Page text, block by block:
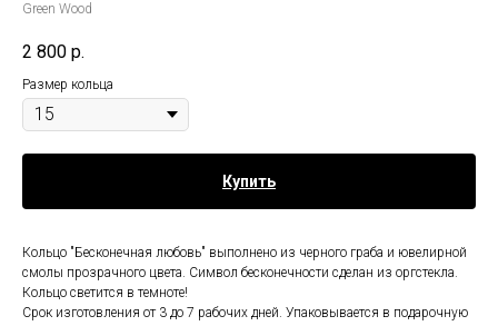
Green Wood
2 800 р.
Размер кольца
Купить
Кольцо "Бесконечная любовь" выполнено из черного граба и ювелирной
смолы прозрачного цвета. Символ бесконечности сделан из оргстекла.
Кольцо светится в темноте!
Срок изготовления от 3 до 7 рабочих дней. Упаковывается в подарочную